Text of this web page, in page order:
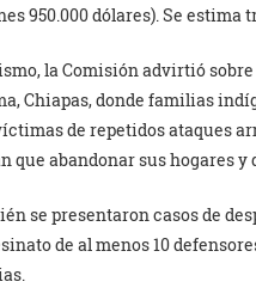
950.000 dólares). Se estima
la Comisión advirtió
Chiapas, donde familias
de repetidos ataques
que abandonar sus hogares
se presentaron casos de
de al menos 10